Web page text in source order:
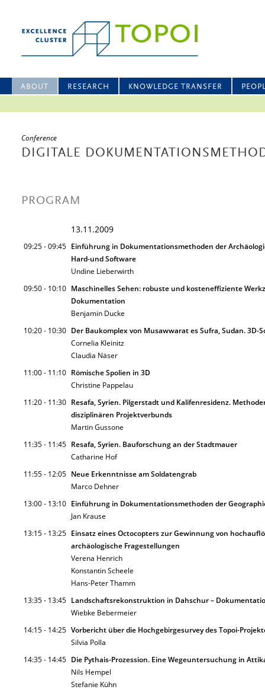
ABOUT RESEARCH KNOWLEDGE TRANSFER
Conference
DIGITALE
PROGRAM
13.11.2009
09:25 - 09:45 Einführung in Dokumentationsmethoden der
Hard-und Software
Undine Lieberwirth
09:50 - 10:10 Maschinelles Sehen: robuste und kosteneffiziente
Dokumentation
Benjamin Ducke
10:20 - 10:30 Der Baukomplex von Musawwarat es Sufra, Sudan. 3D-
Cornelia Kleinitz
Claudia Näser
11:00 - 11:10 Römische Spolien in 3D
Christine Pappelau
11:20 - 11:30 Resafa, Syrien. Pilgerstadt und Kalifenresidenz.
disziplinären Projektverbunds
Martin Gussone
11:35 - 11:45 Resafa, Syrien. Bauforschung an der Stadtmauer
Catharine Hof
11:55 - 12:05 Neue Erkenntnisse am Soldatengrab
Marco Dehner
13:00 - 13:10 Einführung in Dokumentationsmethoden der
Jan Krause
13:15 - 13:25 Einsatz eines Octocopters zur Gewinnung von
archäologische Fragestellungen
Verena Henrich
Konstantin Scheele
Hans-Peter Thamm
13:35 - 13:45 Landschaftsrekonstruktion in Dahschur –
Wiebke Bebermeier
14:15 - 14:25 Vorbericht über die Hochgebirgesurvey des Topoi-
Silvia Polla
14:35 - 14:45 Die Pythais-Prozession. Eine Wegeuntersuchung in
Nils Hempel
Stefanie Kühn